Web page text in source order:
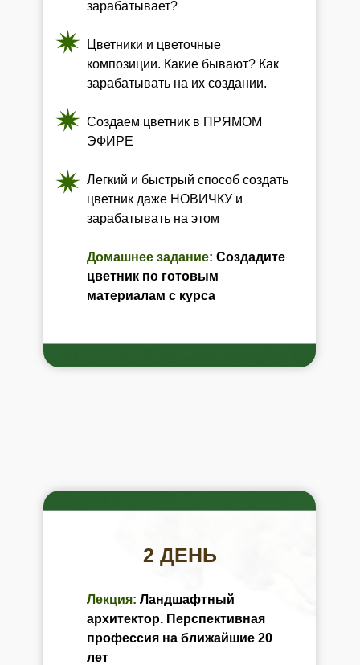
зарабатывает?
Цветники и цветочные
композиции. Какие бывают? Как
зарабатывать на их создании.
Создаем цветник в ПРЯМОМ
ЭФИРЕ
Легкий и быстрый способ создать
цветник даже НОВИЧКУ и
зарабатывать на этом
Домашнее задание: Создадите
цветник по готовым
материалам с курса
Лекция: Ландшафтный
архитектор. Перспективная
профессия на ближайшие 20
лет
2 ДЕНЬ